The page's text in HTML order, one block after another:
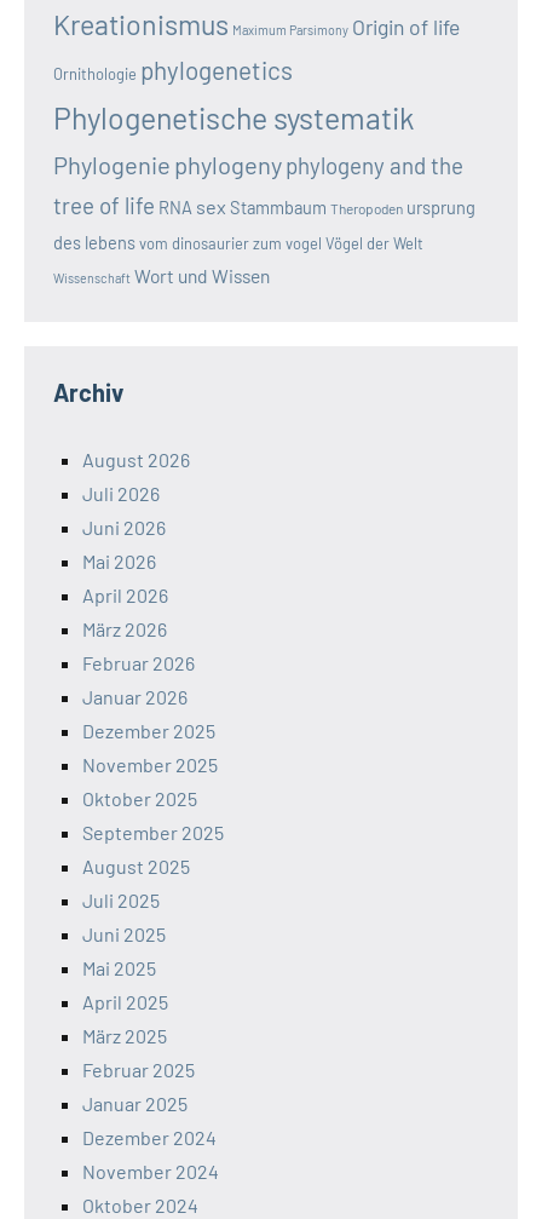
Kreationismus Maximum Parsimony Origin of life
Ornithologie phylogenetics
Phylogenetische systematik
Phylogenie phylogenyphylogeny and the
tree of life RNA sex Stammbaum Theropoden ursprung
des lebensvom dinosaurier zum vogel Vögel der Welt
Wissenschaft Wort und Wissen
Archiv
August 2026
Juli 2026
Juni 2026
Mai 2026
April 2026
März 2026
Februar 2026
Januar 2026
Dezember 2025
November 2025
Oktober 2025
September 2025
August 2025
Juli 2025
Juni 2025
Mai 2025
April 2025
März 2025
Februar 2025
Januar 2025
Dezember 2024
November 2024
Oktober 2024